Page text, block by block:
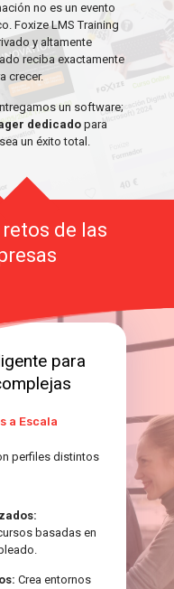
no es un evento
Foxize LMS Training
y altamente
reciba exactamente
crecer.
un software;
dedicadopara
un éxito total.
de las
para
a Escala
perfiles distintos
basadas en
Crea entornos